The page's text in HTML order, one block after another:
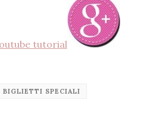
BIGLIETTI SPECIALI